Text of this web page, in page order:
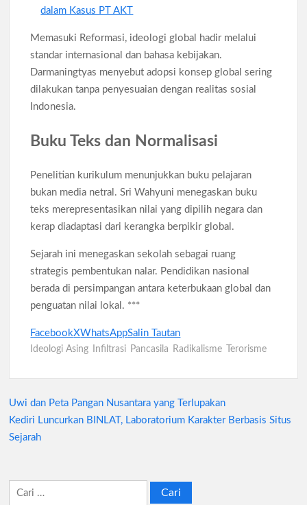
dalam Kasus PT AKT
Memasuki Reformasi, ideologi global hadir melalui
standar internasional dan bahasa kebijakan.
Darmaningtyas menyebut adopsi konsep global sering
dilakukan tanpa penyesuaian dengan realitas sosial
Indonesia.
Buku Teks dan Normalisasi
Penelitian kurikulum menunjukkan buku pelajaran
bukan media netral. Sri Wahyuni menegaskan buku
teks merepresentasikan nilai yang dipilih negara dan
kerap diadaptasi dari kerangka berpikir global.
Sejarah ini menegaskan sekolah sebagai ruang
strategis pembentukan nalar. Pendidikan nasional
berada di persimpangan antara keterbukaan global dan
penguatan nilai lokal. ***
FacebookXWhatsAppSalin Tautan
Ideologi Asing Infiltrasi Pancasila Radikalisme Terorisme
Navigasi
pos
Uwi dan Peta Pangan Nusantara yang Terlupakan
Kediri Luncurkan BINLAT, Laboratorium Karakter Berbasis Situs
Sejarah
Cari